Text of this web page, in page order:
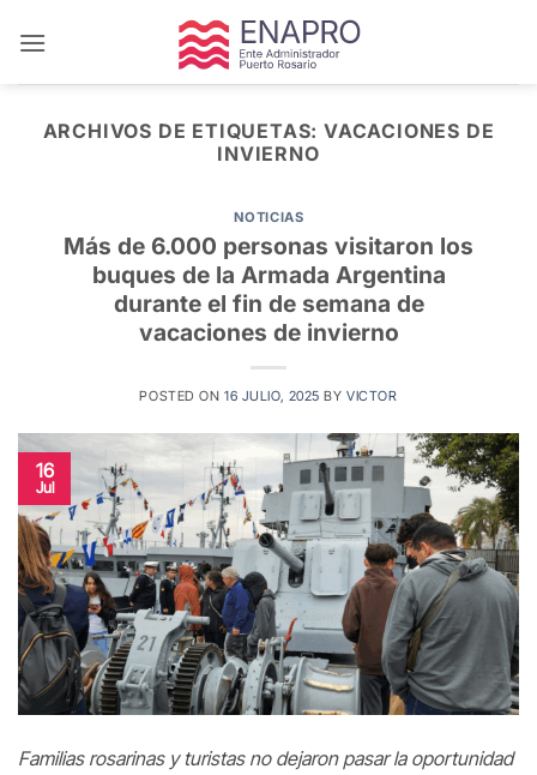
ARCHIVOS DE ETIQUETAS: VACACIONES DE
INVIERNO
NOTICIAS
Más de 6.000 personas visitaron los
buques de la Armada Argentina
durante el fin de semana de
vacaciones de invierno
POSTED ON16 JULIO, 2025 BYVICTOR
16
Jul
Familias rosarinas y turistas no dejaron pasar la oportunidad